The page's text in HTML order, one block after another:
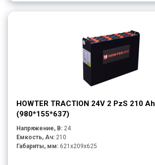
HOWTER TRACTION 24V 2 PzS 210 Ah
(980*155*637)
Напряжение, В: 24
Емкость, Ач: 210
Габариты, мм: 621x209x625